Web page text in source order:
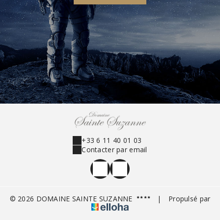
+33 6 11 40 01 03
Contacter par email
© 2026 DOMAINE SAINTE SUZANNE | Propulsé par